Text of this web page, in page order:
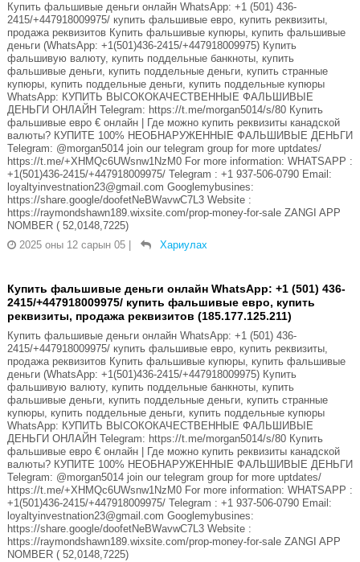
Купить фальшивые деньги онлайн WhatsApp: +1 (501) 436-
2415/+447918009975/ купить фальшивые евро, купить реквизиты,
продажа реквизитов Купить фальшивые купюры, купить фальшивые
деньги (WhatsApp: +1(501)436-2415/+447918009975) Купить
фальшивую валюту, купить поддельные банкноты, купить
фальшивые деньги, купить поддельные деньги, купить странные
купюры, купить поддельные деньги, купить поддельные купюры
WhatsApp: КУПИТЬ ВЫСОКОКАЧЕСТВЕННЫЕ ФАЛЬШИВЫЕ
ДЕНЬГИ ОНЛАЙН Telegram: https://t.me/morgan5014/s/80 Купить
фальшивые евро € онлайн | Где можно купить реквизиты канадской
валюты? КУПИТЕ 100% НЕОБНАРУЖЕННЫЕ ФАЛЬШИВЫЕ ДЕНЬГИ
Telegram: @morgan5014 join our telegram group for more uptdates/
https://t.me/+XHMQc6UWsnw1NzM0 For more information: WHATSAPP :
+1(501)436-2415/+447918009975/ Telegram : +1 937-506-0790 Email:
loyaltyinvestnation23@gmail.com Googlemybusines:
https://share.google/doofetNeBWavwC7L3 Website :
https://raymondshawn189.wixsite.com/prop-money-for-sale ZANGI APP
NOMBER ( 52,0148,7225)
2025 оны 12 сарын 05
Хариулах
Купить фальшивые деньги онлайн WhatsApp: +1 (501) 436-
2415/+447918009975/ купить фальшивые евро, купить
реквизиты, продажа реквизитов (185.177.125.211)
Купить фальшивые деньги онлайн WhatsApp: +1 (501) 436-
2415/+447918009975/ купить фальшивые евро, купить реквизиты,
продажа реквизитов Купить фальшивые купюры, купить фальшивые
деньги (WhatsApp: +1(501)436-2415/+447918009975) Купить
фальшивую валюту, купить поддельные банкноты, купить
фальшивые деньги, купить поддельные деньги, купить странные
купюры, купить поддельные деньги, купить поддельные купюры
WhatsApp: КУПИТЬ ВЫСОКОКАЧЕСТВЕННЫЕ ФАЛЬШИВЫЕ
ДЕНЬГИ ОНЛАЙН Telegram: https://t.me/morgan5014/s/80 Купить
фальшивые евро € онлайн | Где можно купить реквизиты канадской
валюты? КУПИТЕ 100% НЕОБНАРУЖЕННЫЕ ФАЛЬШИВЫЕ ДЕНЬГИ
Telegram: @morgan5014 join our telegram group for more uptdates/
https://t.me/+XHMQc6UWsnw1NzM0 For more information: WHATSAPP :
+1(501)436-2415/+447918009975/ Telegram : +1 937-506-0790 Email:
loyaltyinvestnation23@gmail.com Googlemybusines:
https://share.google/doofetNeBWavwC7L3 Website :
https://raymondshawn189.wixsite.com/prop-money-for-sale ZANGI APP
NOMBER ( 52,0148,7225)